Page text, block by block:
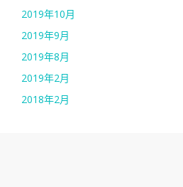
2019年10月
2019年9月
2019年8月
2019年2月
2018年2月